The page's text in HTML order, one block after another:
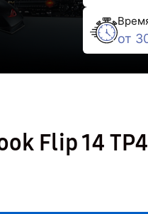
от
Flip 14